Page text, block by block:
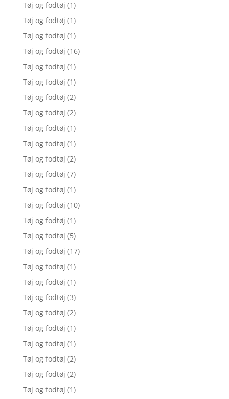
Tøj og fodtøj (1)
Tøj og fodtøj (1)
Tøj og fodtøj (1)
Tøj og fodtøj (16)
Tøj og fodtøj (1)
Tøj og fodtøj (1)
Tøj og fodtøj (2)
Tøj og fodtøj (2)
Tøj og fodtøj (1)
Tøj og fodtøj (1)
Tøj og fodtøj (2)
Tøj og fodtøj (7)
Tøj og fodtøj (1)
Tøj og fodtøj (10)
Tøj og fodtøj (1)
Tøj og fodtøj (5)
Tøj og fodtøj (17)
Tøj og fodtøj (1)
Tøj og fodtøj (1)
Tøj og fodtøj (3)
Tøj og fodtøj (2)
Tøj og fodtøj (1)
Tøj og fodtøj (1)
Tøj og fodtøj (2)
Tøj og fodtøj (2)
Tøj og fodtøj (1)